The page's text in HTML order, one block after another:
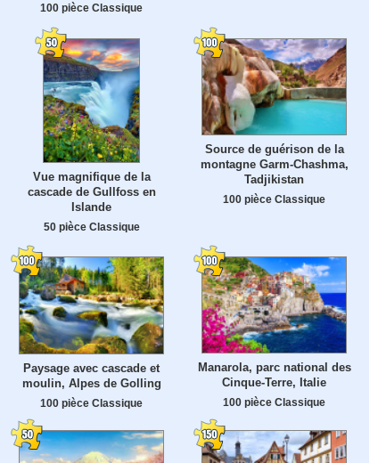
100 pièce Classique
Vue magnifique de la
cascade de Gullfoss en
Islande
50 pièce Classique
Source de guérison de la
montagne Garm-Chashma,
Tadjikistan
100 pièce Classique
Paysage avec cascade et
moulin, Alpes de Golling
100 pièce Classique
Manarola, parc national des
Cinque-Terre, Italie
100 pièce Classique